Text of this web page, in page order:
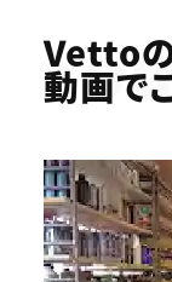
Vetto
動画で